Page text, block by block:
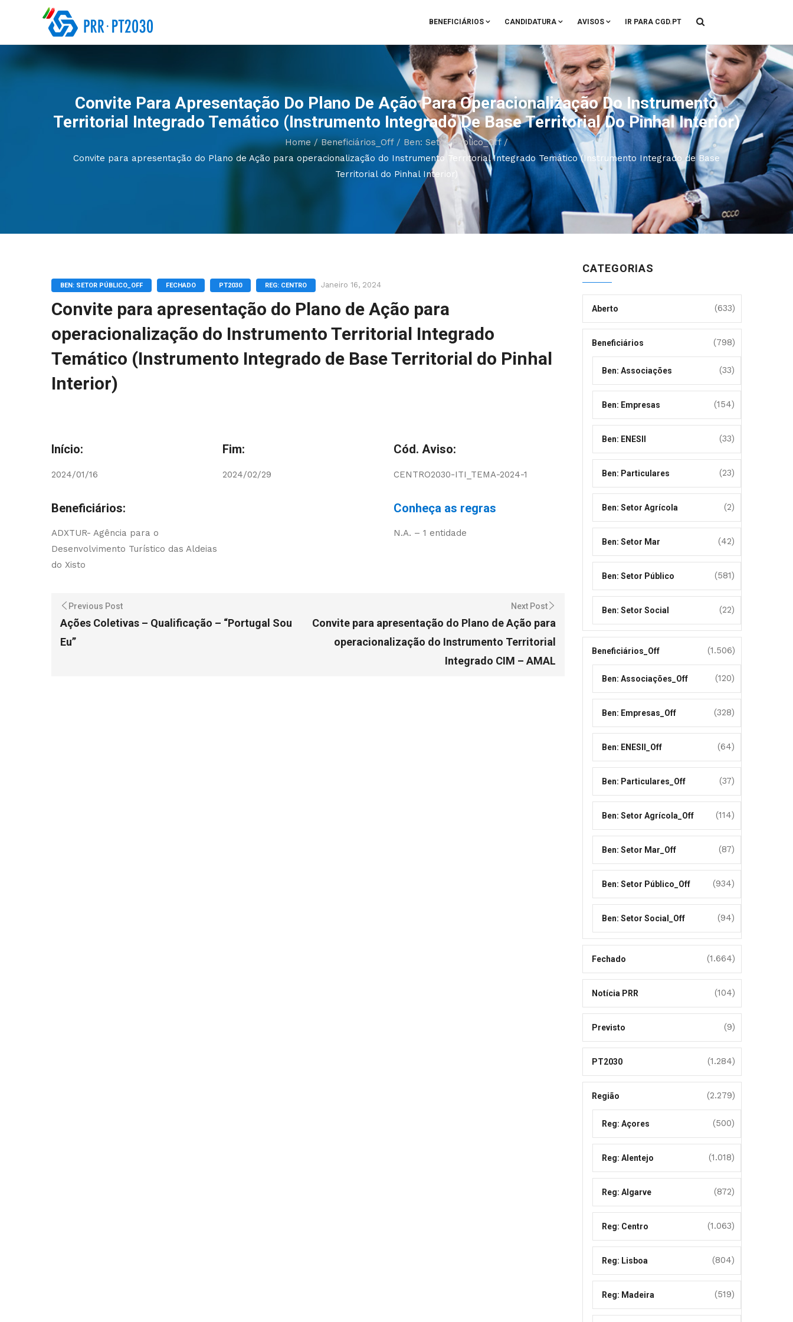
BENEFICIÁRIOS CANDIDATURA AVISOS IR PARA CGD.PT
Convite Para Apresentação Do Plano De Ação Para Operacionalização Do Instrumento
Territorial Integrado Temático (Instrumento Integrado De Base Territorial Do Pinhal Interior)
Home/ Beneficiários_Off/ Ben: Setor Público_Off/
Convite para apresentação do Plano de Ação para operacionalização do Instrumento Territorial Integrado Temático (Instrumento Integrado de Base
Territorial do Pinhal Interior)
BEN: SETOR PÚBLICO_OFF FECHADO PT2030 REG: CENTRO Janeiro 16, 2024
Convite para apresentação do Plano de Ação para
operacionalização do Instrumento Territorial Integrado
Temático (Instrumento Integrado de Base Territorial do Pinhal
Interior)
Início:
2024/01/16
Fim:
2024/02/29
Cód. Aviso:
CENTRO2030-ITI_TEMA-2024-1
Beneficiários:
ADXTUR- Agência para o
Desenvolvimento Turístico das Aldeias
do Xisto
Conheça as regras
N.A. – 1 entidade
Previous Post
Ações Coletivas – Qualificação – “Portugal Sou
Eu”
Next Post
Convite para apresentação do Plano de Ação para
operacionalização do Instrumento Territorial
Integrado CIM – AMAL
CATEGORIAS
Aberto (633)
Beneficiários (798)
Ben: Associações (33)
Ben: Empresas (154)
Ben: ENESII (33)
Ben: Particulares (23)
Ben: Setor Agrícola (2)
Ben: Setor Mar (42)
Ben: Setor Público (581)
Ben: Setor Social (22)
Beneficiários_Off (1.506)
Ben: Associações_Off (120)
Ben: Empresas_Off (328)
Ben: ENESII_Off (64)
Ben: Particulares_Off (37)
Ben: Setor Agrícola_Off (114)
Ben: Setor Mar_Off (87)
Ben: Setor Público_Off (934)
Ben: Setor Social_Off (94)
Fechado (1.664)
Notícia PRR (104)
Previsto (9)
PT2030 (1.284)
Região (2.279)
Reg: Açores (500)
Reg: Alentejo (1.018)
Reg: Algarve (872)
Reg: Centro (1.063)
Reg: Lisboa (804)
Reg: Madeira (519)